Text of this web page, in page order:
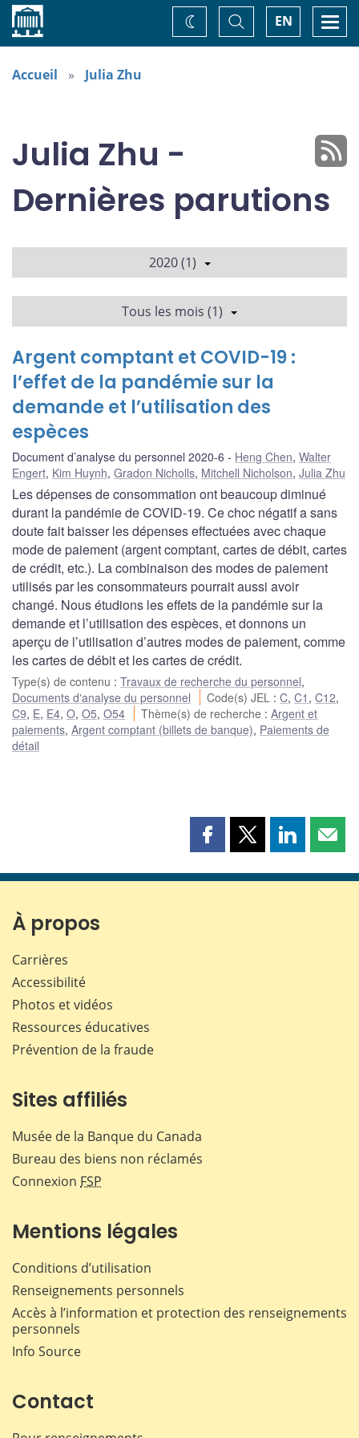
Accueil EN
Basculer
la
recherche
Changez
de
Accueil Julia Zhu
Julia Zhu -
Dernières parutions
2020 (1)
Tous les mois (1)
Argent comptant et COVID-19 :
l’effet de la pandémie sur la
demande et l’utilisation des
espèces
Document d’analyse du personnel 2020-6 Heng Chen, Walter
Engert, Kim Huynh, Gradon Nicholls, Mitchell Nicholson, Julia Zhu
Les dépenses de consommation ont beaucoup diminué
durant la pandémie de COVID-19. Ce choc négatif a sans
doute fait baisser les dépenses effectuées avec chaque
mode de paiement (argent comptant, cartes de débit, cartes
de crédit, etc.). La combinaison des modes de paiement
utilisés par les consommateurs pourrait aussi avoir
changé. Nous étudions les effets de la pandémie sur la
demande et l’utilisation des espèces, et donnons un
aperçu de l’utilisation d’autres modes de paiement, comme
les cartes de débit et les cartes de crédit.
Type(s) de contenu : Travaux de recherche du personnel,
Documents d'analyse du personnel
Code(s) JEL :C,C1 ,C12,
C9, E, E4, O, O5, O54 Thème(s) de recherche :Argent et
paiements, Argent comptant (billets de banque), Paiements de
détail
Partager
page
Partager
page
Partager
page page
À propos
Carrières
Accessibilité
Photos et vidéos
Ressources éducatives
Prévention de la fraude
Sites affiliés
Musée de la Banque du Canada
Bureau des biens non réclamés
Connexion FSP
Mentions légales
Conditions d’utilisation
Renseignements personnels
Accès à l’information et protection des renseignements
personnels
Info Source
Contact